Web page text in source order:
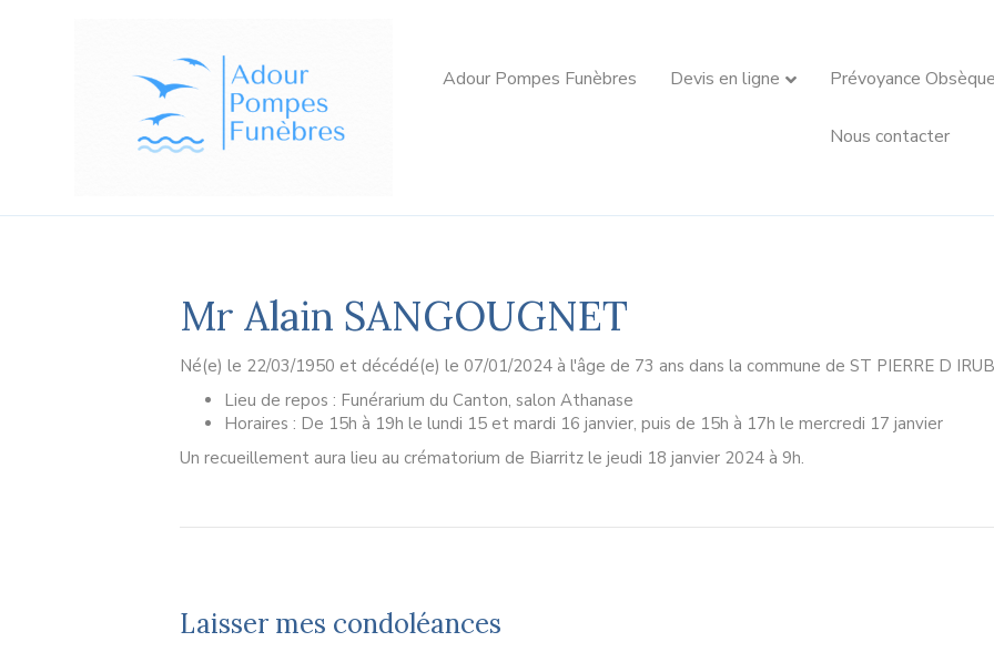
Adour Pompes Funèbres Devis en ligne Prévoyance
Nous contacter
Mr Alain SANGOUGNET
Né(e) le 22/03/1950 et décédé(e) le 07/01/2024 à l'âge de 73 ans dans la commune de ST PIERRE D
Lieu de repos : Funérarium du Canton, salon Athanase
Horaires : De 15h à 19h le lundi 15 et mardi 16 janvier, puis de 15h à 17h le mercredi 17 janvier
Un recueillement aura lieu au crématorium de Biarritz le jeudi 18 janvier 2024 à 9h.
Laisser mes condoléances